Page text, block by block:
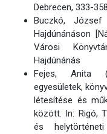
Debrecen, 333-
Buczkó,
Hajdúnánáson
Városi
Hajdúnánás
Fejes, Anita
egyesületek,
létesítése és
között. In: Rigó,
és